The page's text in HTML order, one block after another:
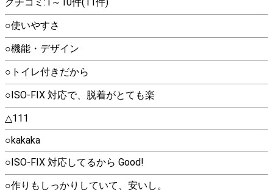
○使いやすさ
○機能・デザイン
○トイレ付きだから
○ISO-FIX 対応で、脱着がとても楽
△111
○kakaka
○ISO-FIX 対応してるから Good!
○作りもしっかりしていて、安いし。